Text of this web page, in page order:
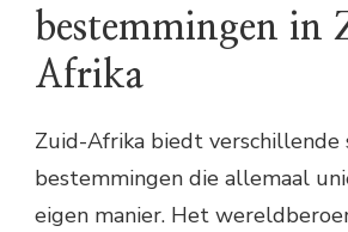
bestemmingen in
Afrika
Zuid-Afrika biedt verschillende
bestemmingen die allemaal
eigen manier. Het